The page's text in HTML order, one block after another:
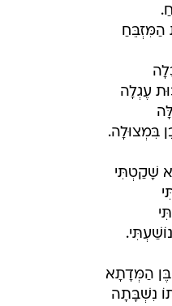
הַמִּזְבֵּחַ
עֶגְלָה
בִּמְצוּלָה.
שָׁקַטְתִּי
בֶּן הַמְּדָתָא
נִשְׁבָּתָה